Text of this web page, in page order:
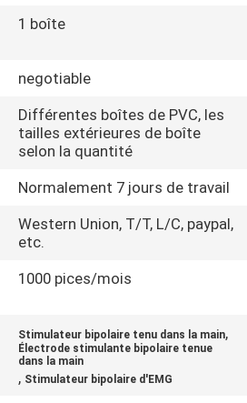
1 boîte
negotiable
Différentes boîtes de PVC, les
tailles extérieures de boîte
selon la quantité
Normalement 7 jours de travail
Western Union, T/T, L/C, paypal,
etc.
1000 pices/mois
Stimulateur bipolaire tenu dans la main,
Électrode stimulante bipolaire tenue
dans la main
, Stimulateur bipolaire d'EMG